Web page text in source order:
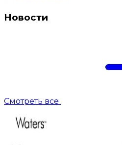
Новости
Смотреть все